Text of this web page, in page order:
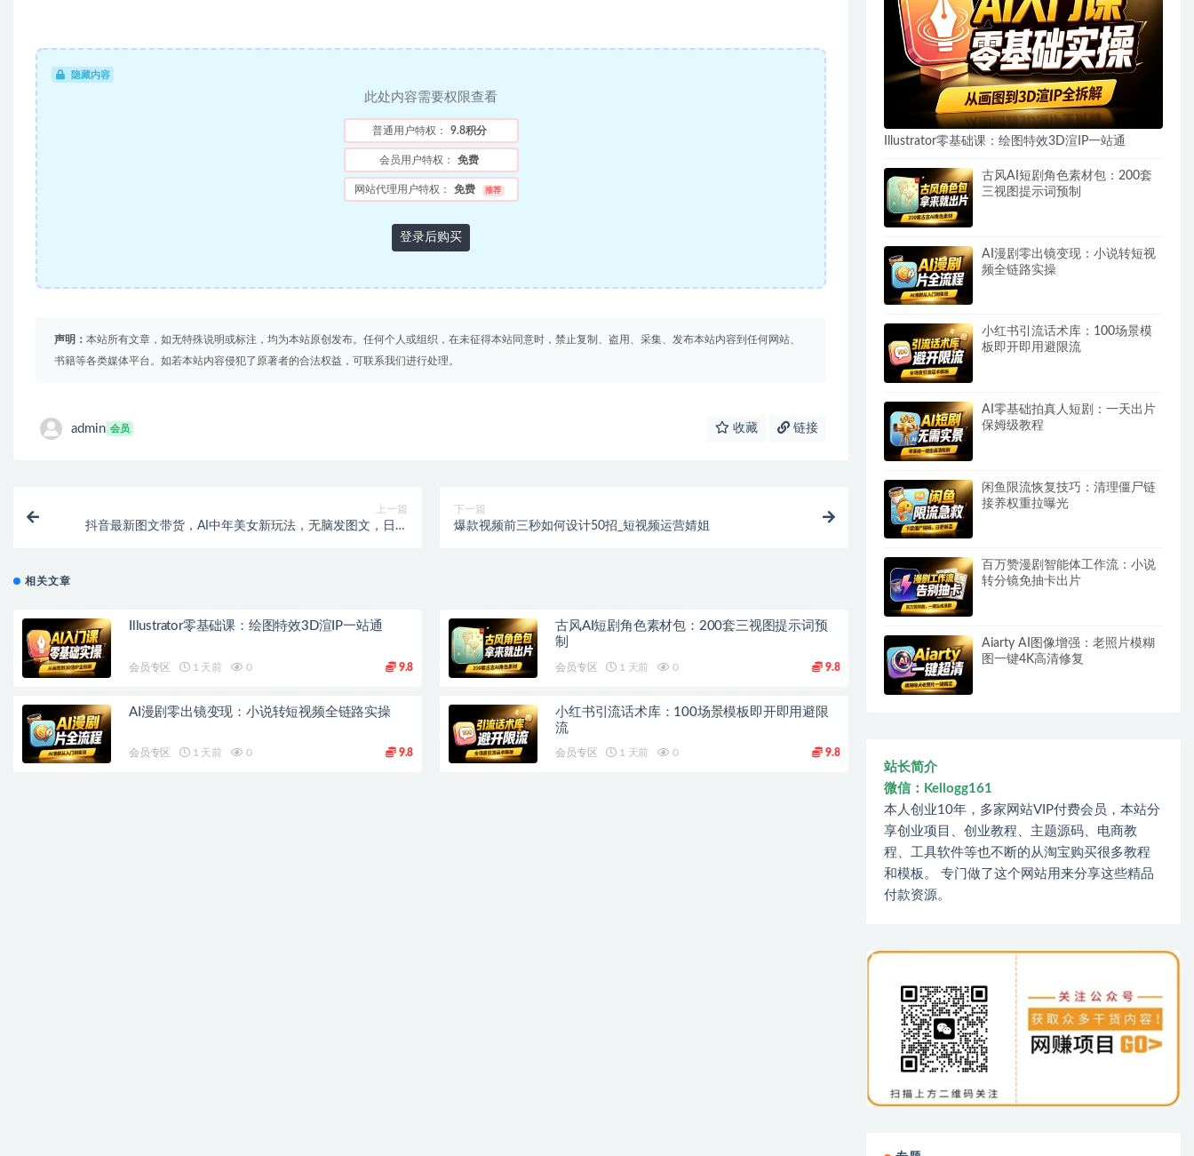
隐藏内容
此处内容需要权限查看
普通用户特权： 9.8积分
会员用户特权： 免费
网站代理用户特权： 免费 推荐
登录后购买
声明： 本站所有文章，如无特殊说明或标注，均为本站原创发布。任何个人或组织，在未征得本站同意时，禁止复制、盗用、采集、发布本站内容到任何网站、
书籍等各类媒体平台。如若本站内容侵犯了原著者的合法权益，可联系我们进行处理。
admin 会员 收藏 链接
上一篇
抖音最新图文带货，AI中年美女新玩法，无脑发图文，日入
下一篇
爆款视频前三秒如何设计50招_短视频运营婧姐
相关文章
Illustrator零基础课：绘图特效3D渲IP一站通
会员专区 1 天前 0 9.8
古风AI短剧角色素材包：200套三视图提示词预
制
会员专区 1 天前 0 9.8
AI漫剧零出镜变现：小说转短视频全链路实操
会员专区 1 天前 0 9.8
小红书引流话术库：100场景模板即开即用避限
流
会员专区 1 天前 0 9.8
Illustrator零基础课：绘图特效3D渲IP一站通
古风AI短剧角色素材包：200套
三视图提示词预制
AI漫剧零出镜变现：小说转短视
频全链路实操
小红书引流话术库：100场景模
板即开即用避限流
AI零基础拍真人短剧：一天出片
保姆级教程
闲鱼限流恢复技巧：清理僵尸链
接养权重拉曝光
百万赞漫剧智能体工作流：小说
转分镜免抽卡出片
Aiarty AI图像增强：老照片模糊
图一键4K高清修复
站长简介
微信：Kellogg161
本人创业10年，多家网站VIP付费会员，本站分
享创业项目、创业教程、主题源码、电商教
程、工具软件等也不断的从淘宝购买很多教程
和模板。 专门做了这个网站用来分享这些精品
付款资源。